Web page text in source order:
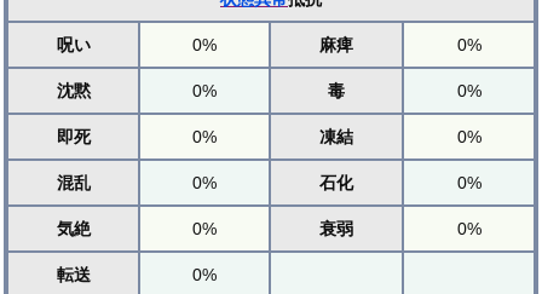
呪い 0% 麻痺 0%
沈黙 0% 毒 0%
即死 0% 凍結 0%
混乱 0% 石化 0%
気絶 0% 衰弱 0%
転送 0%